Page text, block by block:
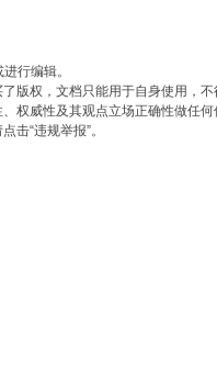
行编辑。
版权，文档只能用于自身使用，
权威性及其观点立场正确性做任
击“违规举报”。